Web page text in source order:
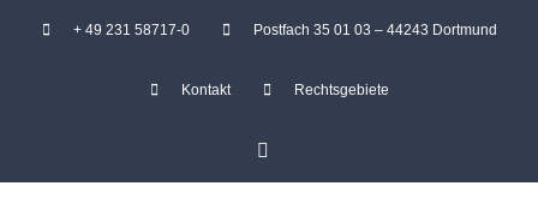
+ 49 231 58717-0 Postfach 35 01 03 – 44243 Dortmund
Kontakt Rechtsgebiete